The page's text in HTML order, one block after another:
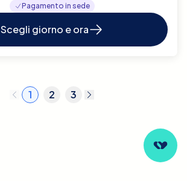
Pagamento in sede
Scegli giorno e ora
1 2 3